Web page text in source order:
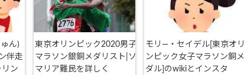
ん)
伴走
ン
東京オリンピック2020男子
マラソン銀銅メダリスト|ソ
マリア難民を詳しく
モリ―・セイデル[東京オリ
ンピック女子マラソン銅メ
ダル]のwikiとインスタ